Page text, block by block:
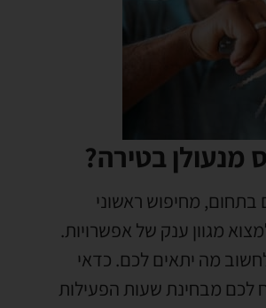
מנעולן בטירה?
בתחום, מחיפוש ראשוני
מגוון ענק של אפשרויות.
מה יתאים לכם. כדאי
לכם מבחינת שעות הפעילות